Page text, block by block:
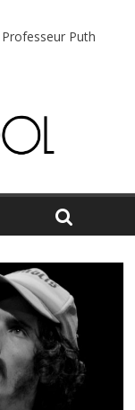
Puth
indépendant
en hausse
chaleur et bonne
métal et